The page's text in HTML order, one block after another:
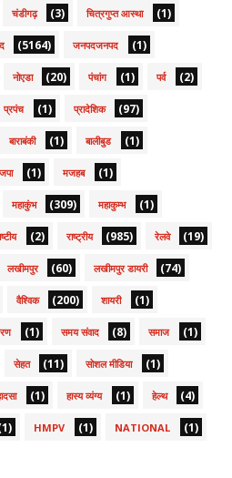
चंडीगढ़ (3) चित्रगुप्त आस्था (1)
(5164) जनपदजनपद (1)
नोएडा (20) पंचांग (1) पर्व (2)
प्रपंच (1) प्रादेशिक (97)
बाराबंकी (1) बालीबुड (1)
(1) मजहब (1)
महाकुंभ (309) महाकुम्भ (1)
(2) राष्ट्रीय (985) रेलवे (19)
लखीमपुर (60) लखीमपुर डायरी (74)
वैश्विक (200) शायरी (1)
(1) समय संवाद (8) समाज (1)
सेहत (11) सोशल मीडिया (1)
(1) हास्य व्यंग्य (1) हेल्थ (4)
HMPV (1) NATIONAL (1)